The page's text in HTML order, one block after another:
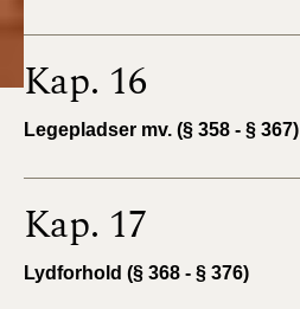
Kap. 16
Legepladser mv. (§ 358 - § 367)
Kap. 17
Lydforhold (§ 368 - § 376)